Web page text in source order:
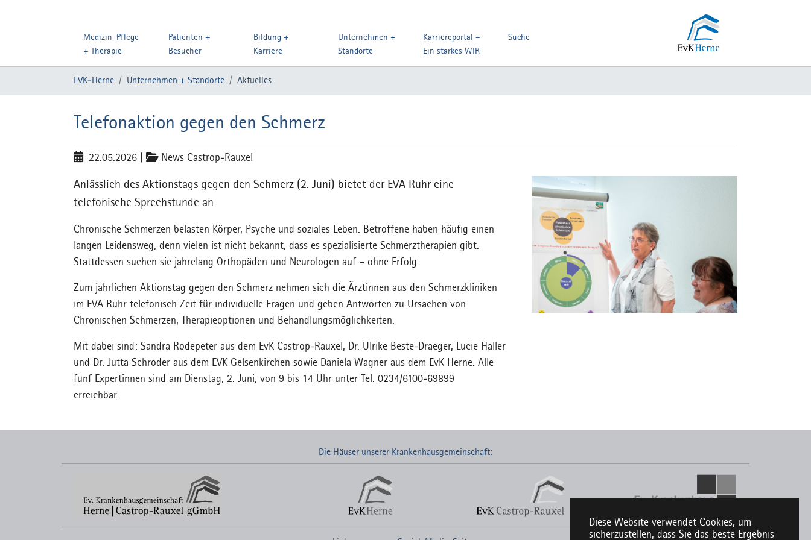
Diese Website verwendet Cookies, um
sicherzustellen, dass Sie das beste Ergebnis
Medizin, Pflege
+ Therapie
Patienten +
Besucher
Bildung +
Karriere
Unternehmen +
Standorte
Karriereportal –
Ein starkes WIR
Suche
Sie sind hier:
EVK-Herne Unternehmen + Standorte Aktuelles
Telefonaktion gegen den Schmerz
22.05.2026 News Castrop-Rauxel
Anlässlich des Aktionstags gegen den Schmerz (2. Juni) bietet der EVA Ruhr eine
telefonische Sprechstunde an.
Chronische Schmerzen belasten Körper, Psyche und soziales Leben. Betroffene haben häufig einen
langen Leidensweg, denn vielen ist nicht bekannt, dass es spezialisierte Schmerztherapien gibt.
Stattdessen suchen sie jahrelang Orthopäden und Neurologen auf – ohne Erfolg.
Zum jährlichen Aktionstag gegen den Schmerz nehmen sich die Ärztinnen aus den Schmerzkliniken
im EVA Ruhr telefonisch Zeit für individuelle Fragen und geben Antworten zu Ursachen von
Chronischen Schmerzen, Therapieoptionen und Behandlungsmöglichkeiten.
Mit dabei sind: Sandra Rodepeter aus dem EvK Castrop-Rauxel, Dr. Ulrike Beste-Draeger, Lucie Haller
und Dr. Jutta Schröder aus dem EVK Gelsenkirchen sowie Daniela Wagner aus dem EvK Herne. Alle
fünf Expertinnen sind am Dienstag, 2. Juni, von 9 bis 14 Uhr unter Tel. 0234/6100-69899
erreichbar.
Die Häuser unserer Krankenhausgemeinschaft: